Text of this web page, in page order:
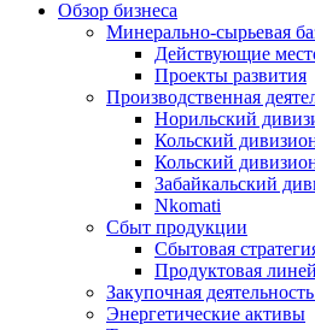
Обзор бизнеса
Минерально-сырьевая
Действующие
Проекты развития
Производственная
Норильский
Кольский
Кольский
Забайкальский
Nkomati
Сбыт продукции
Сбытовая
Продуктовая
Закупочная
Энергетические активы